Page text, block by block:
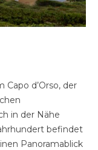
d’Orso, der
in der Nähe
befindet
Panoramablick